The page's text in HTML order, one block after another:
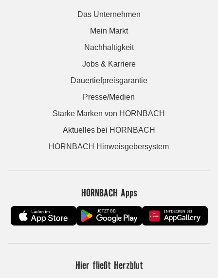
Das Unternehmen
Mein Markt
Nachhaltigkeit
Jobs & Karriere
Dauertiefpreisgarantie
Presse/Medien
Starke Marken von HORNBACH
Aktuelles bei HORNBACH
HORNBACH Hinweisgebersystem
HORNBACH Apps
Hier fließt Herzblut